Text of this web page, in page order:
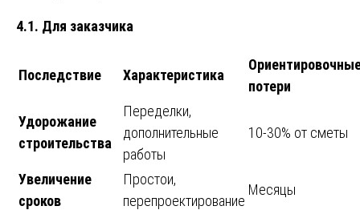
4.1. Для заказчика
Последствие Характеристика
потери
Удорожание
строительства
Переделки,
дополнительные
работы
10-30% от сметы
Увеличение
сроков
Простои,
перепроектирование
Месяцы